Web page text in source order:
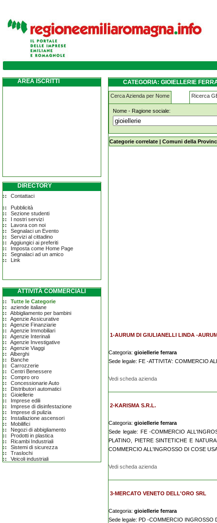
gioiellerie ferrara
AREA ISCRITTI
DIRECTORY
Contattaci
Pubblicità
Sezione studenti
I nostri servizi
Lavora con noi
Segnalaci un Evento
Servizi al cittadino
Aggiungici ai preferiti
Imposta come Home Page
Segnalaci ad un amico
Link
ATTIVITÀ COMMERCIALI
Tutte le Categorie
aziende italiane
Abbigliamento per bambini
Agenzie Assicurative
Agenzie Finanziarie
Agenzie Immobiliari
Agenzie Interinali
Agenzie Investigative
Agenzie Viaggi
Alberghi
Banche
Carrozzerie
Centri Benessere
Compro oro
Concessionarie Auto
Distributori automatici
Gioiellerie
Imprese edili
Imprese di disinfestazione
Imprese di pulizia
Installazione ascensori
Mobilifici
Negozi di abbigliamento
Prodotti in plastica
Ricambi Industriali
Sistemi di sicurezza
Traslochi
Veicoli industriali
CATEGORIA: GIOIELLERIE
Cerca Azienda per Nome Ricerca
Nome - Ragione sociale:
gioiellerie ferrara
Categorie correlate | Comuni della
1-AURUM DI GIULIANELLI LINDA -
Categoria: gioiellerie ferrara
Sede legale: FE -ATTIVITA': COMMERCIO
Vedi scheda azienda
2-KARISMA S.R.L.
Categoria: gioiellerie ferrara
Sede legale: FE -COMMERCIO
PLATINO, PIETRE SINTETICHE E
COMMERCIO ALL'INGROSSO DI COSE
Vedi scheda azienda
3-MERCATO VENETO DELL'ORO SRL
Categoria: gioiellerie ferrara
Sede legale: PD -COMMERCIO INGROSSO